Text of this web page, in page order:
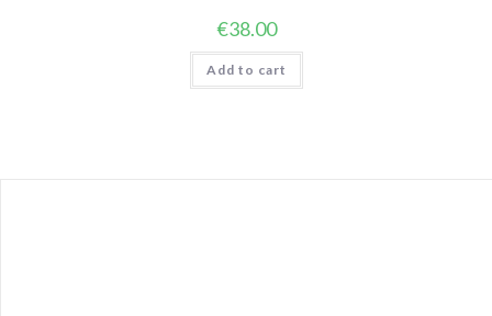
€38.00
Add to cart